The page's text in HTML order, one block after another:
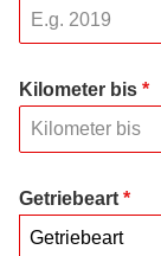
Kilometer bis *
Getriebeart *
Getriebeart